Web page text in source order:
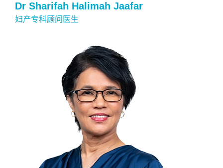
Dr Sharifah Halimah Jaafar
妇产专科顾问医生